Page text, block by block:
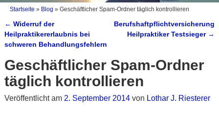
Startseite » Blog » Geschäftlicher Spam-Ordner täglich kontrollieren
Artikelnavigation
← Widerruf der
Heilpraktikererlaubnis bei
schweren Behandlungsfehlern
Berufshaftpflichtversicherung
Heilpraktiker Testsieger →
Geschäftlicher Spam-Ordner
täglich kontrollieren
Veröffentlicht am 2. September 2014 von Lothar J. Riesterer